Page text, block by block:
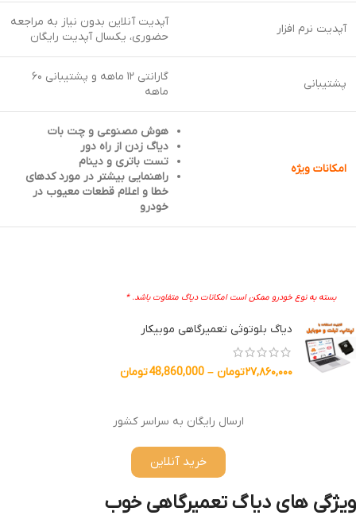
آپدیت نرم افزار
آپدیت آنلاین بدون نیاز به مراجعه
حضوری، یکسال آپدیت رایگان
پشتیبانی
گارانتی ۱۲ ماهه و پشتیبانی ۶۰
ماهه
امکانات ویژه
هوش مصنوعی و چت بات
دیاگ زدن از راه دور
تست باتری و دینام
راهنمایی بیشتر در مورد کدهای
خطا و اعلام قطعات معیوب در
خودرو
بسته به نوع خودرو ممکن است امکانات دیاگ متفاوت باشد. *
دیاگ بلوتوثی تعمیرگاهی موبیکار
۲۷,۸۶۰,۰۰۰تومان –
48,860,000تومان
ارسال رایگان به سراسر کشور
خرید آنلاین
ویژگی های دیاگ تعمیرگاهی خوب